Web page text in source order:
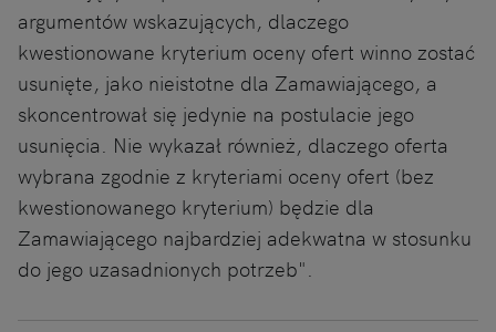
argumentów wskazujących, dlaczego
kwestionowane kryterium oceny ofert winno zostać
usunięte, jako nieistotne dla Zamawiającego, a
skoncentrował się jedynie na postulacie jego
usunięcia. Nie wykazał również, dlaczego oferta
wybrana zgodnie z kryteriami oceny ofert (bez
kwestionowanego kryterium) będzie dla
Zamawiającego najbardziej adekwatna w stosunku
do jego uzasadnionych potrzeb".